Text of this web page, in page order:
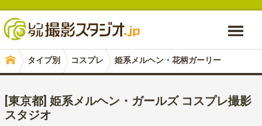
タイプ別 コスプレ 姫系メルヘン・花柄ガーリー
[東京都] 姫系メルヘン・ガールズ コスプレ撮影
スタジオ